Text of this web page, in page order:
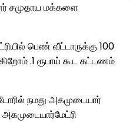
சமுதாய மக்களை
பெண் வீட்டாருக்கு 100
.1 ரூபாய் கூட கட்டணம்
நமது அகமுடையார்